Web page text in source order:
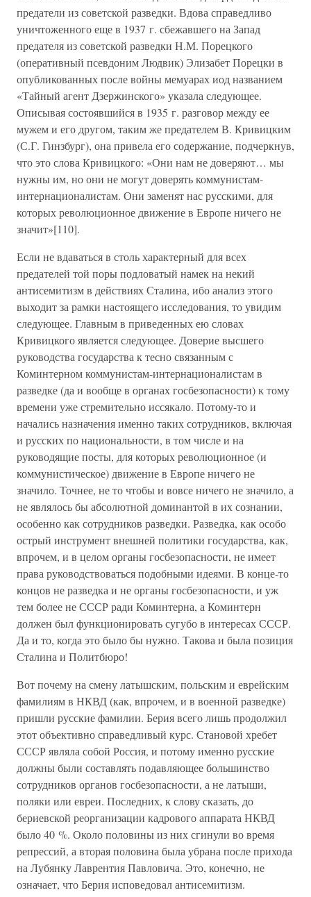
предатели из советской разведки. Вдова справедливо
уничтоженного еще в 1937 г. сбежавшего на Запад
предателя из советской разведки Н.М. Порецкого
(оперативный псевдоним Людвик) Элизабет Порецки в
опубликованных после войны мемуарах иод названием
«Тайный агент Дзержинского» указала следующее.
Описывая состоявшийся в 1935 г. разговор между ее
мужем и его другом, таким же предателем В. Кривицким
(С.Г. Гинзбург), она привела его содержание, подчеркнув,
что это слова Кривицкого: «Они нам не доверяют… мы
нужны им, но они не могут доверять коммунистам-
интернационалистам. Они заменят нас русскими, для
которых революционное движение в Европе ничего не
значит»[110].
Если не вдаваться в столь характерный для всех
предателей той поры подловатый намек на некий
антисемитизм в действиях Сталина, ибо анализ этого
выходит за рамки настоящего исследования, то увидим
следующее. Главным в приведенных ею словах
Кривицкого является следующее. Доверие высшего
руководства государства к тесно связанным с
Коминтерном коммунистам-интернационалистам в
разведке (да и вообще в органах госбезопасности) к тому
времени уже стремительно иссякало. Потому-то и
начались назначения именно таких сотрудников, включая
и русских по национальности, в том числе и на
руководящие посты, для которых революционное (и
коммунистическое) движение в Европе ничего не
значило. Точнее, не то чтобы и вовсе ничего не значило, а
не являлось бы абсолютной доминантой в их сознании,
особенно как сотрудников разведки. Разведка, как особо
острый инструмент внешней политики государства, как,
впрочем, и в целом органы госбезопасности, не имеет
права руководствоваться подобными идеями. В конце-то
концов не разведка и не органы госбезопасности, и уж
тем более не СССР ради Коминтерна, а Коминтерн
должен был функционировать сугубо в интересах СССР.
Да и то, когда это было бы нужно. Такова и была позиция
Сталина и Политбюро!
Вот почему на смену латышским, польским и еврейским
фамилиям в НКВД (как, впрочем, и в военной разведке)
пришли русские фамилии. Берия всего лишь продолжил
этот объективно справедливый курс. Становой хребет
СССР являла собой Россия, и потому именно русские
должны были составлять подавляющее большинство
сотрудников органов госбезопасности, а не латыши,
поляки или евреи. Последних, к слову сказать, до
бериевской реорганизации кадрового аппарата НКВД
было 40 %. Около половины из них сгинули во время
репрессий, а вторая половина была убрана после прихода
на Лубянку Лаврентия Павловича. Это, конечно, не
означает, что Берия исповедовал антисемитизм.